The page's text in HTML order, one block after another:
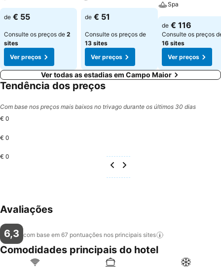
de € 55
Consulte os preços de 2
sites
Ver preços
de € 51
Consulte os preços de
13 sites
Ver preços
Spa
de € 116
Consulte os preços
16 sites
Ver preços
Ver todas as estadias em Campo Maior
Tendência dos preços
Com base nos preços mais baixos no trivago durante os últimos 30 dias
€ 0
€ 0
€ 0
Avaliações
6,3 com base em 67 pontuações nos principais sites
Comodidades principais do hotel